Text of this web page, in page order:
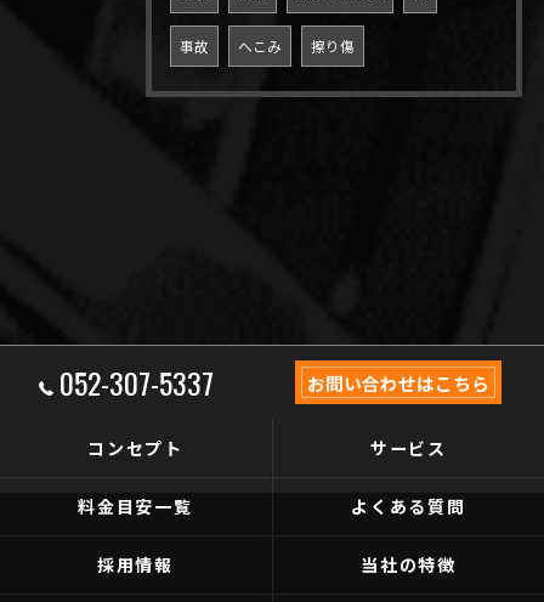
事故 へこみ 擦り傷
052-307-5337 お問い合わせはこちら
コンセプト サービス
料金目安一覧 よくある質問
採用情報 当社の特徴